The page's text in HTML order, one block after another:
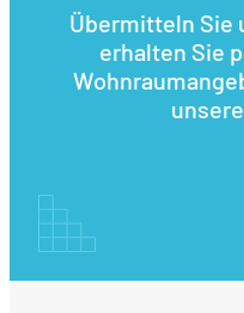
Übermitteln Sie
erhalten Sie